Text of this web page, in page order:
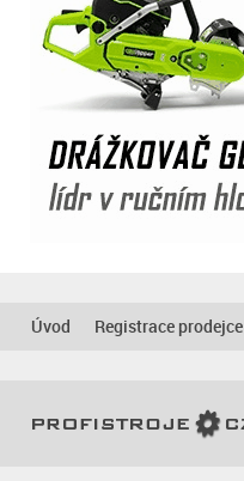
Úvod Registrace prodejce